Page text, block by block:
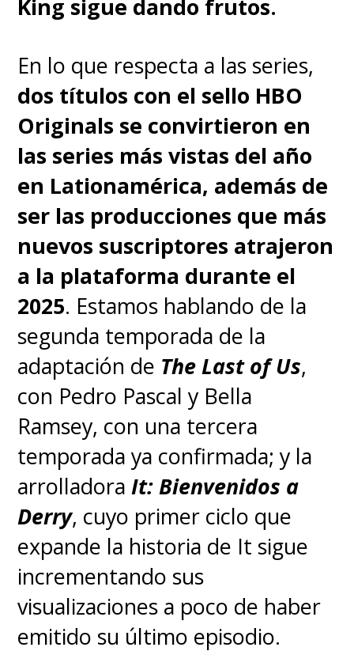
productores a José C. García de
Letona y Fernando De Fuentes,
de Ánima; y Carina Schulze y
Aaron D. Berger, de Chatrone.
Sam Register y Tomás
Yankelevich ejercerán como
productores ejecutivos, siendo
un largometraje animado que
contará conAlejandro Díaz
Barriga, consultor
especializado en estudios
mesoamericanos e historia
étnica de México y la región
andina, como miembro clave
del equipo creativo "para
asegurar que la
representación indígena
retratada en la película sea
apropiada y relevante"
King sigue dando frutos.
En lo que respecta a las series,
dos títulos con el sello HBO
Originals se convirtieron en
las series más vistas del año
en Lationamérica, además de
ser las producciones que más
nuevos suscriptores atrajeron
a la plataforma durante el
2025. Estamos hablando de la
segunda temporada de la
adaptación de The Last of Us,
con Pedro Pascal y Bella
Ramsey, con una tercera
temporada ya confirmada; y la
arrolladoraIt: Bienvenidos a
Derry, cuyo primer ciclo que
expande la historia de It sigue
incrementando sus
visualizaciones a poco de haber
emitido su último episodio.